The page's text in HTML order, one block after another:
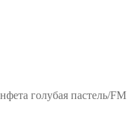
голубая пастель/FM